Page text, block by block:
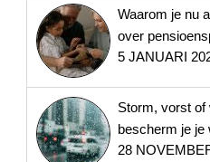
Waarom je nu
over
5 JANUARI
Storm, vorst of
bescherm je je
28